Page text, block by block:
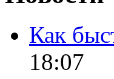
Как
18:07